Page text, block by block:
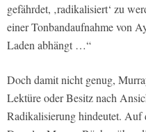
gefährdet, ‚radikalisiert‘ zu
einer Tonbandaufnahme von
Laden abhängt …“
Doch damit nicht genug,
Lektüre oder Besitz nach
Radikalisierung hindeutet.